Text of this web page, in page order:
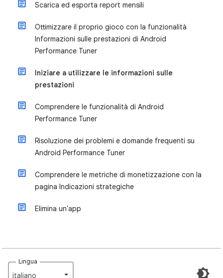
Scarica ed esporta report mensili
Ottimizzare il proprio gioco con la funzionalità
Informazioni sulle prestazioni di Android
Performance Tuner
Iniziare a utilizzare le informazioni sulle
prestazioni
Comprendere le funzionalità di Android
Performance Tuner
Risoluzione dei problemi e domande frequenti su
Android Performance Tuner
Comprendere le metriche di monetizzazione con la
pagina Indicazioni strategiche
Elimina un'app
Lingua
italiano‎